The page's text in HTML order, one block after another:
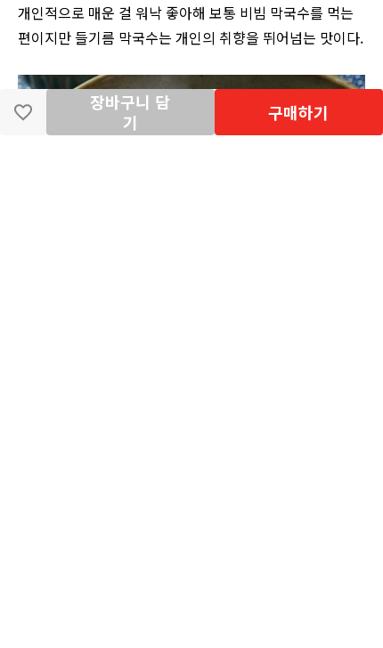
개인적으로 매운 걸 워낙 좋아해 보통 비빔 막국수를 먹는
편이지만 들기름 막국수는 개인의 취향을 뛰어넘는 맛이다.
장바구니 담
기
구매하기